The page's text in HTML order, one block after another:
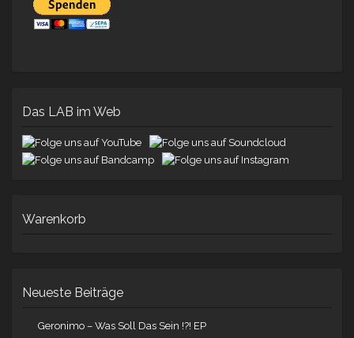
Das LAB im Web
Warenkorb
Neueste Beiträge
Geronimo – Was Soll Das Sein !?! EP